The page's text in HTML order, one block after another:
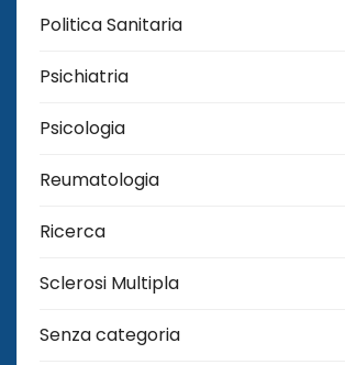
Politica Sanitaria
Psichiatria
Psicologia
Reumatologia
Ricerca
Sclerosi Multipla
Senza categoria